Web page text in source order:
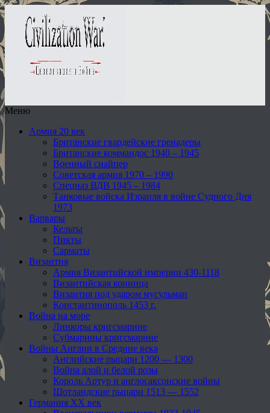
Меню
Армия 20 век
Британские гвардейские гренадеры
Британские коммандос 1940 – 1945
Военный снайпер
Советская армия 1970 – 1990
Спецназ ВДВ 1945 – 1984
Танковые войска Израиля в войне Судного Дня
1973
Варвары
Кельты
Пикты
Сарматы
Византия
Армия Византийской империи 430-1118
Византийская конница
Византия под ударом мусульман
Константинополь 1453 г.
Война на море
Линкоры кригсмарине
Субмарины кригсмарине
Войны Англии в Средние века
Английские рыцари 1200 — 1300
Война алой и белой розы
Король Артур и англосаксонские войны
Шотландские рыцари 1513 — 1552
Германия XX век